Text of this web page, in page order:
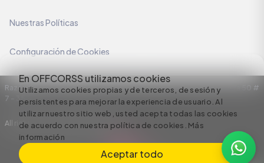
En OFFCORSS utilizamos cookies
Utilizamos cookies propias y de terceros, de sesión y
persistentes para mejorar la experiencia de usuario. Al
utilizar nuestro sitio web, usted acepta todas las cookies
de acuerdo con nuestra política de cookies. Más
información
Aceptar todo
Nuestras Políticas
Configuración de Cookies
Razón Social: C.I HERMECO S.A. NIT: 890924167-6 Dirección: Carrera 50 #
7 – 35
All rights reserved empowered by